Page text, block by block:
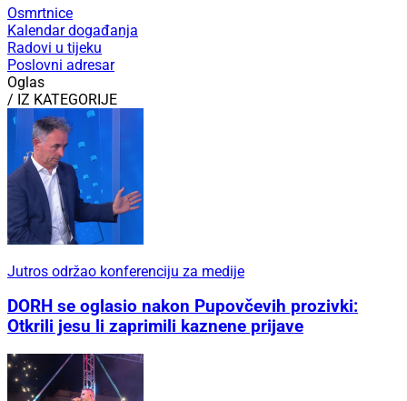
Osmrtnice
Kalendar događanja
Radovi u tijeku
Poslovni adresar
Oglas
/ IZ KATEGORIJE
Jutros održao konferenciju za medije
DORH se oglasio nakon Pupovčevih prozivki:
Otkrili jesu li zaprimili kaznene prijave